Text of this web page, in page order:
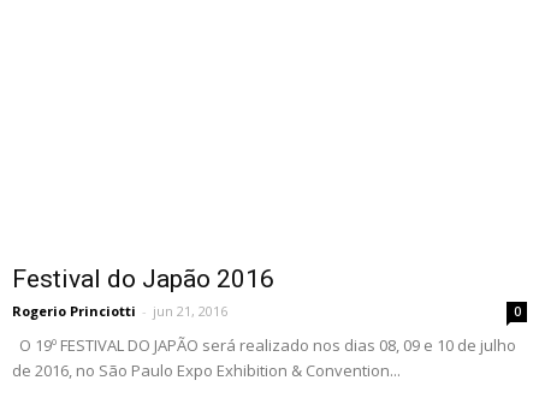
Festival do Japão 2016
Rogerio Princiotti - jun 21, 2016 0
O 19º FESTIVAL DO JAPÃO será realizado nos dias 08, 09 e 10 de julho
de 2016, no São Paulo Expo Exhibition & Convention...